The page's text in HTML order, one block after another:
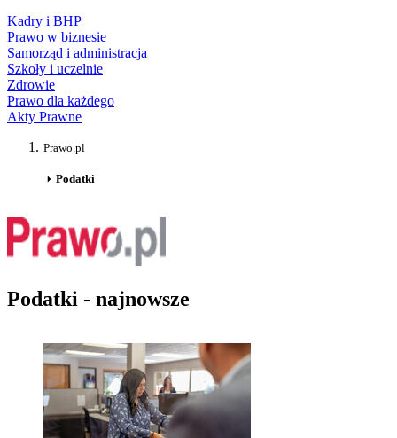
Kadry i BHP
Prawo w biznesie
Samorząd i administracja
Szkoły i uczelnie
Zdrowie
Prawo dla każdego
Akty Prawne
Prawo.pl
Podatki
Podatki - najnowsze